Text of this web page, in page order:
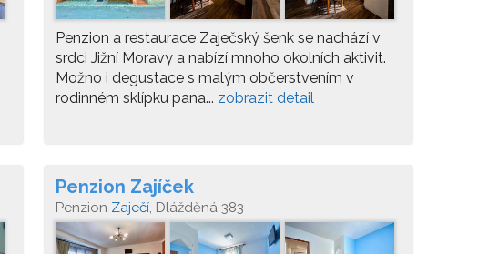
Penzion a restaurace Zaječský šenk se nachází v
srdci Jižní Moravy a nabízí mnoho okolních aktivit.
Možno i degustace s malým občerstvením v
rodinném sklípku pana... zobrazit detail
Penzion Zajíček
Penzion Zaječí, Dlážděná 383